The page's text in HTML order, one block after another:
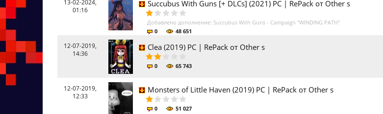
13-02-2024,
01:16
Succubus With Guns [+ DLCs] (2021) PC | RePack от Other s
Добавлено дополнение: Succubus With Guns - Campaign "WINDING PATH"
0
48 651
12-07-2019,
14:36
Clea (2019) PC | RePack от Other s
0 65 743
12-07-2019,
12:33
Monsters of Little Haven (2019) PC | RePack от Other s
0 51 027